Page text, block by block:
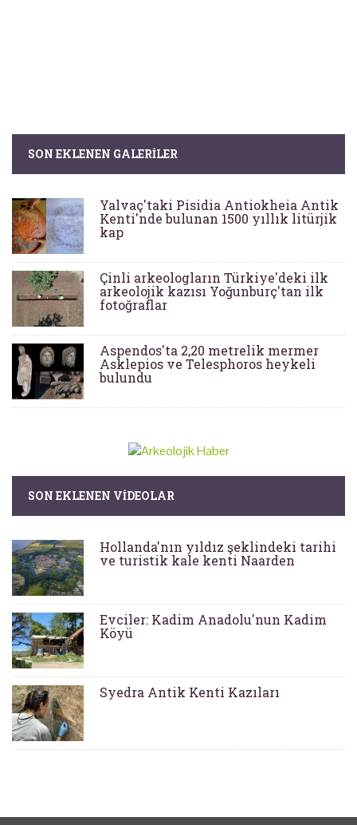
SON EKLENEN GALERILER
Yalvaç'taki Pisidia Antiokheia Antik
Kenti'nde bulunan 1500 yıllık litürjik
kap
Çinli arkeologların Türkiye'deki ilk
arkeolojik kazısı Yoğunburç'tan ilk
fotoğraflar
Aspendos'ta 2,20 metrelik mermer
Asklepios ve Telesphoros heykeli
bulundu
SON EKLENEN VIDEOLAR
Hollanda'nın yıldız şeklindeki tarihi
ve turistik kale kenti Naarden
Evciler: Kadim Anadolu'nun Kadim
Köyü
Syedra Antik Kenti Kazıları